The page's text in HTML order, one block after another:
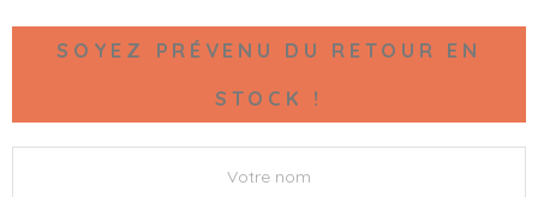
SOYEZ PRÉVENU DU RETOUR EN
STOCK !